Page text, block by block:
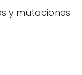
y mutaciones